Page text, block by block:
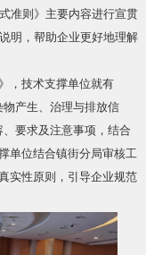
准则》主要内容进行宣贯
明，帮助企业更好地理解
，技术支撑单位就有
产生、治理与排放信
要求及注意事项，结合
单位结合镇街分局审核工
实性原则，引导企业规范